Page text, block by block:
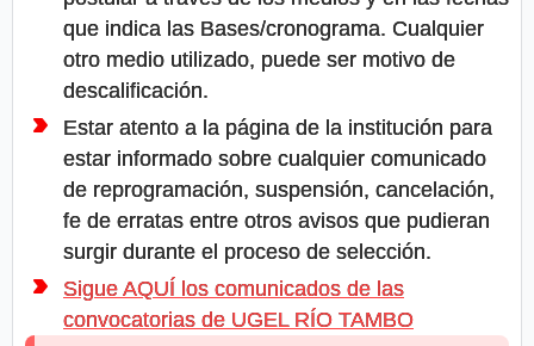
que indica las Bases/cronograma. Cualquier
otro medio utilizado, puede ser motivo de
descalificación.
Estar atento a la página de la institución para
estar informado sobre cualquier comunicado
de reprogramación, suspensión, cancelación,
fe de erratas entre otros avisos que pudieran
surgir durante el proceso de selección.
Sigue AQUÍ los comunicados de las
convocatorias de UGEL RÍO TAMBO